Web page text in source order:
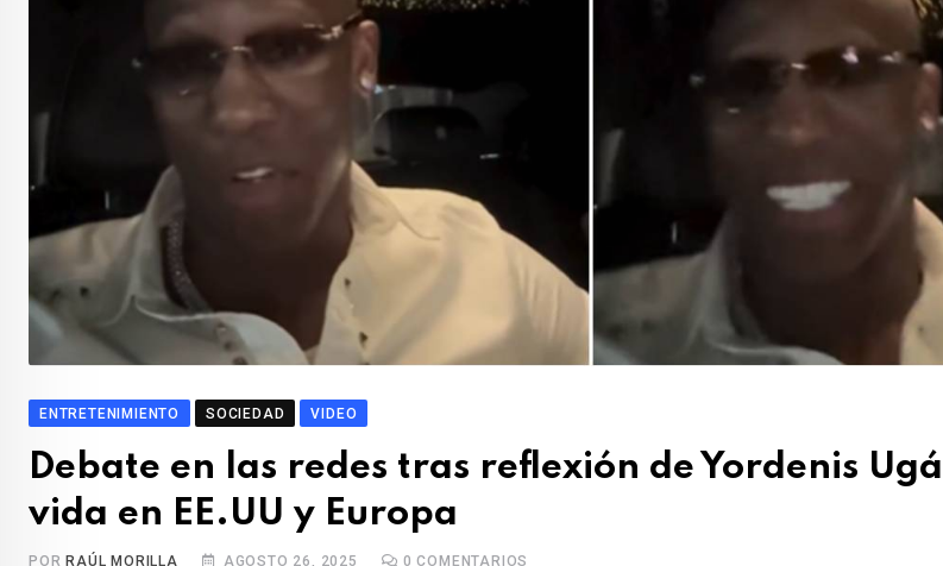
ENTRETENIMIENTO SOCIEDAD VIDEO
Debate en las redes tras reflexión de Yordenis
vida en EE.UU y Europa
POR RAÚL MORILLA AGOSTO 26, 2025 0 COMENTARIOS